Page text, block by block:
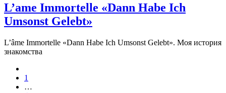
L’ame Immortelle «Dann Habe Ich
Umsonst Gelebt»
L’âme Immortelle «Dann Habe Ich Umsonst Gelebt». Моя история
знакомства
1
…